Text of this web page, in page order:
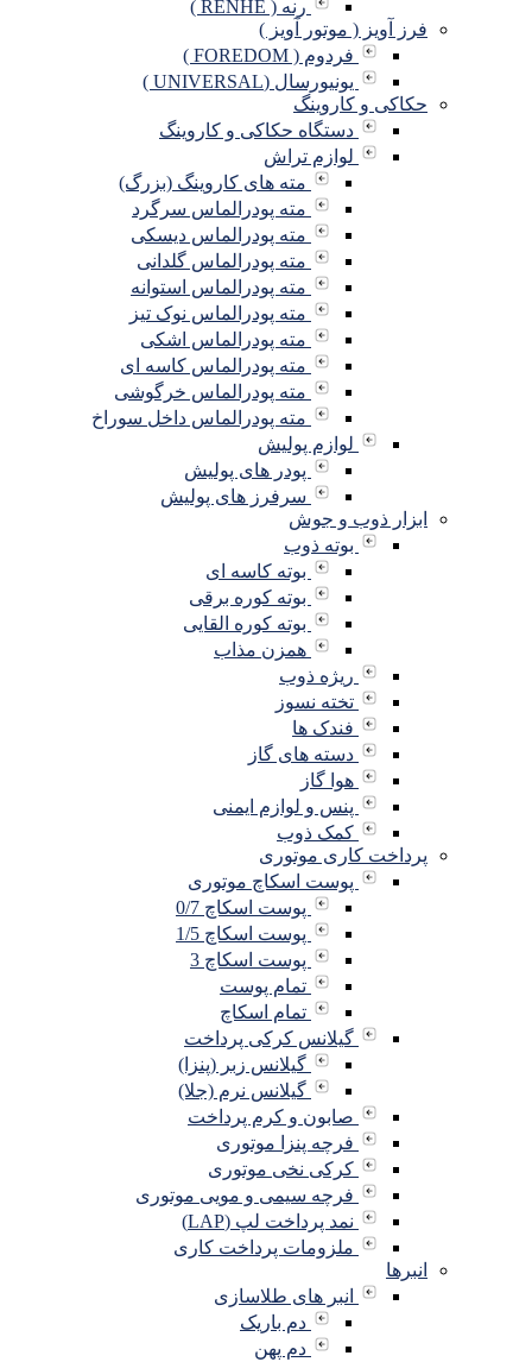
رنه ( RENHE )
فرز آویز ( موتور آویز )
فردوم ( FOREDOM )
یونیورسال (UNIVERSAL )
حکاکی و کاروینگ
دستگاه حکاکی و کاروینگ
لوازم تراش
مته های کاروینگ (بزرگ)
مته پودرالماس سرگرد
مته پودرالماس دیسکی
مته پودرالماس گلدانی
مته پودرالماس استوانه
مته پودرالماس نوک تیز
مته پودرالماس اشکی
مته پودرالماس کاسه ای
مته پودرالماس خرگوشی
مته پودرالماس داخل سوراخ
لوازم پولیش
پودر های پولیش
سرفرز های پولیش
ابزار ذوب و جوش
بوته ذوب
بوته کاسه ای
بوته کوره برقی
بوته کوره القایی
همزن مذاب
ریژه ذوب
تخته نسوز
فندک ها
دسته های گاز
هوا گاز
پنس و لوازم ایمنی
کمک ذوب
پرداخت کاری موتوری
پوست اسکاچ موتوری
پوست اسکاچ 0/7
پوست اسکاچ 1/5
پوست اسکاچ 3
تمام پوست
تمام اسکاچ
گیلانس کرکی پرداخت
گیلانس زبر (پنزا)
گیلانس نرم (جلا)
صابون و کرم پرداخت
فرچه پنزا موتوری
کرکی نخی موتوری
فرچه سیمی و مویی موتوری
نمد پرداخت لپ (LAP)
ملزومات پرداخت کاری
انبرها
انبر های طلاسازی
دم باریک
دم پهن